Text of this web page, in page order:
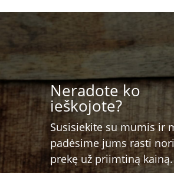
Neradote ko
ieškojote?
Susisiekite su mumis ir
padėsime jums rasti
prekę už priimtiną kainą.